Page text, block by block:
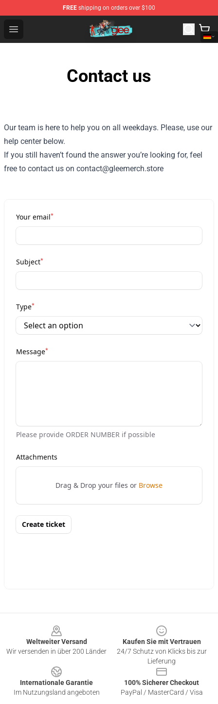
FREE shipping on orders over $100
Open menu
Glee Store - Official Glee Merchandise Shop
Contact us
Our team is here to help you on all weekdays. Please, use our
help center below.
If you still haven’t found the answer you’re looking for, feel
free to contact us on contact@gleemerch.store
Weltweiter Versand
Wir versenden in über 200 Länder
Kaufen Sie mit Vertrauen
24/7 Schutz von Klicks bis zur
Lieferung
Internationale Garantie
Im Nutzungsland angeboten
100% Sicherer Checkout
PayPal / MasterCard / Visa